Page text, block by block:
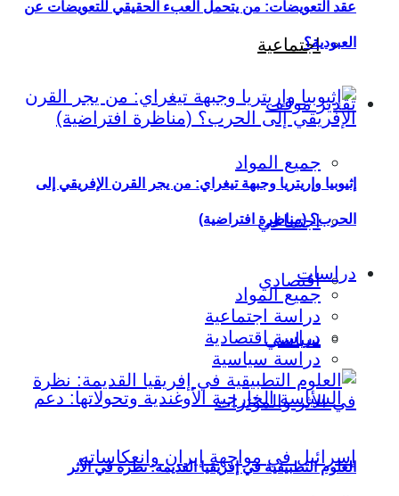
اجتماعية
تقدير موقف
جميع المواد
اجتماعي
اقتصادي
سياسي
عقد التعويضات: من يتحمل العبء الحقيقي للتعويضات عن
العبودية؟
إثيوبيا وإريتريا وجبهة تيغراي: من يجر القرن الإفريقي إلى
الحرب؟ (مناظرة افتراضية)
دراسات
جميع المواد
دراسة اجتماعية
دراسة اقتصادية
دراسة سياسية
العلوم التطبيقية في إفريقيا القديمة: نظرة في الأثر